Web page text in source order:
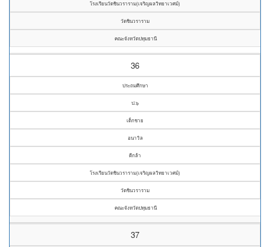
โรงเรียนวัดชินวราราม(เจริญผลวิทยาเวศม์)
วัดชินวราราม
คณะจังหวัดปทุมธานี
36
ประถมศึกษา
ป.๖
เด็กชาย
อนาวิล
ดีกล้า
โรงเรียนวัดชินวราราม(เจริญผลวิทยาเวศม์)
วัดชินวราราม
คณะจังหวัดปทุมธานี
37